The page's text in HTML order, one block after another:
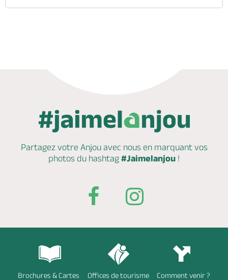
Partagez votre Anjou avec nous en marquantvos
photos du hashtag #Jaimelanjou !
Brochures & Cartes Offices de tourisme Comment venir ?